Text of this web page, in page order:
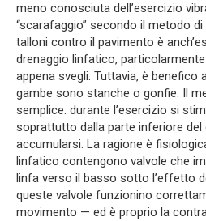
meno conosciuta dell’esercizio
“scarafaggio” secondo il metodo
talloni contro il pavimento è
drenaggio linfatico,
appena svegli. Tuttavia, è benefico
gambe sono stanche o gonfie. Il
semplice: durante l’esercizio si
soprattutto dalla parte inferiore del
accumularsi. La ragione è
linfatico contengono valvole che
linfa verso il basso sotto l’effetto
queste valvole funzionino
movimento — ed è proprio la